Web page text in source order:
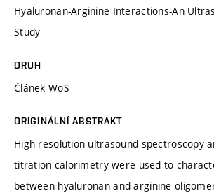
Hyaluronan-Arginine Interactions-An
Study
DRUH
Článek WoS
ORIGINÁLNÍ ABSTRAKT
High-resolution ultrasound spectroscopy
titration calorimetry were used to
between hyaluronan and arginine